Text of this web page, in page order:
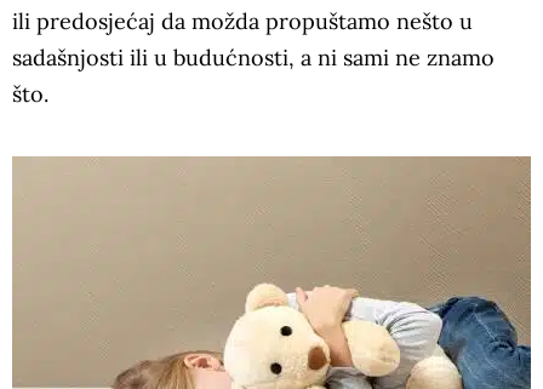
ili predosjećaj da možda propuštamo nešto u
sadašnjosti ili u budućnosti, a ni sami ne znamo
što.